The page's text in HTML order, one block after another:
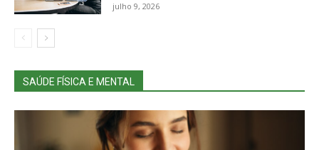
julho 9, 2026
SAÚDE FÍSICA E MENTAL